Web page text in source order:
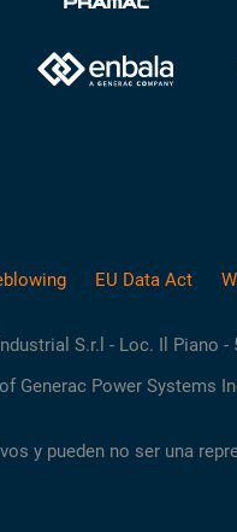
EU Data Act
S.r.l - Loc. Il Piano -
Power Systems
y pueden no ser una